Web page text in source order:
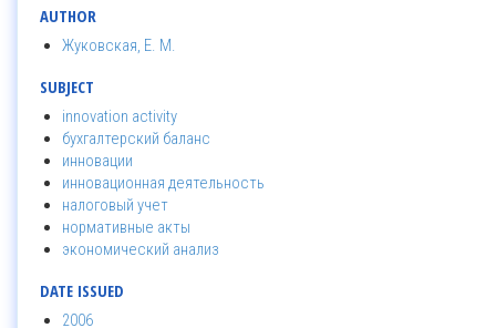
AUTHOR
Жуковская, Е. М.
SUBJECT
innovation activity
бухгалтерский баланс
инновации
инновационная деятельность
налоговый учет
нормативные акты
экономический анализ
DATE ISSUED
2006